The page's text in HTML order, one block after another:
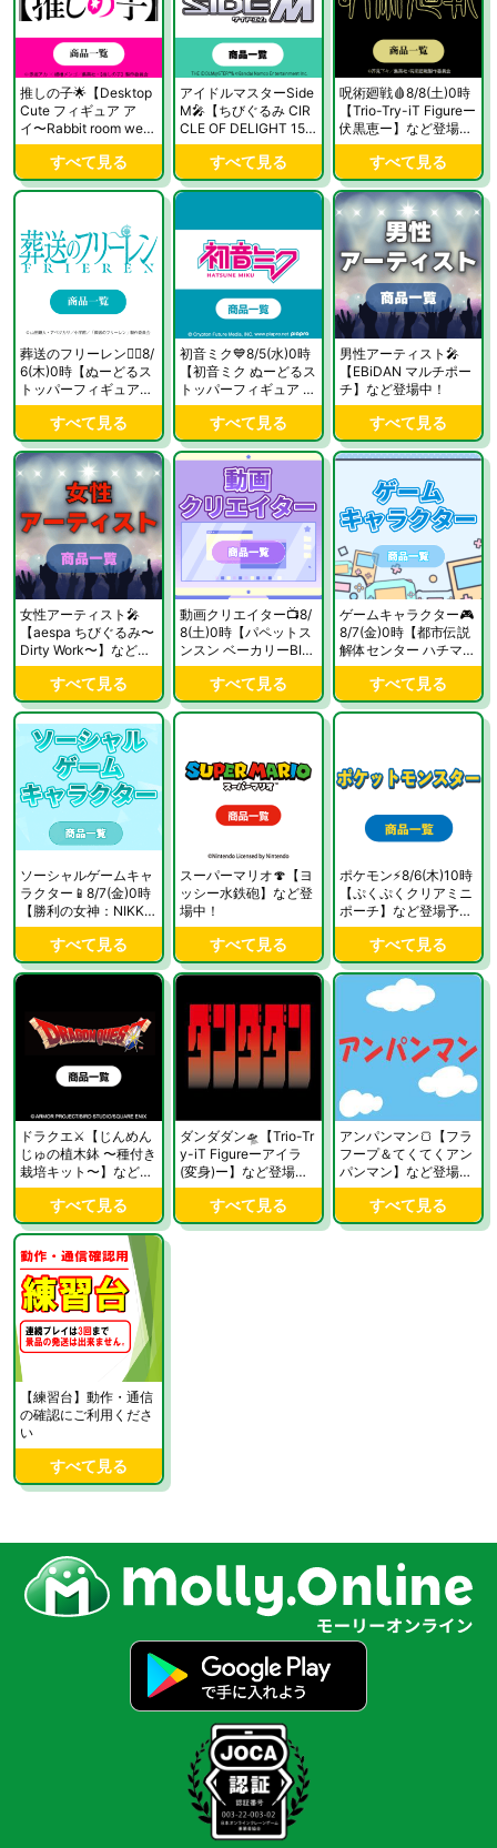
推しの子🌟【Desktop
Cute フィギュア ア
イ〜Rabbit room wear
ver.〜】など登場中！
すべて見る
アイドルマスターSide
M🎤【ちびぐるみ CIR
CLE OF DELIGHT 15-
16】など登場中！
すべて見る
呪術廻戦🩸8/8(土)0時
【Trio-Try-iT Figureー
伏黒恵ー】など登場予
定！
すべて見る
葬送のフリーレン🧙‍♀️8/
6(木)0時【ぬーどるス
トッパーフィギュア―
しょぼしょぼなフリー
レン―】など登場予
定！
すべて見る
初音ミク💙8/5(水)0時
【初音ミク ぬーどるス
トッパーフィギュア Fl
ower Fairyー桔梗ー】
など登場予定！
すべて見る
男性アーティスト🎤
【EBiDAN マルチポー
チ】など登場中！
すべて見る
女性アーティスト🎤
【aespa ちびぐるみ〜
Dirty Work〜】など登
場中！
すべて見る
動画クリエイター📺8/
8(土)0時【パペットス
ンスン ベーカリーBIG
ぬいぐるみ】など登場
予定！すべて見る
ゲームキャラクター🎮
8/7(金)0時【都市伝説
解体センター ハチマ
ス】など登場予定！
すべて見る
ソーシャルゲームキャ
ラクター📱8/7(金)0時
【勝利の女神：NIKKE
ぬーどるストッパーフ
ィギュアードロシー -
ノスタルジアー】など
登場予定！
すべて見る
スーパーマリオ🍄【ヨ
ッシー水鉄砲】など登
場中！
すべて見る
ポケモン⚡8/6(木)10時
【ぷくぷくクリアミニ
ポーチ】など登場予
定！
すべて見る
ドラクエ⚔【じんめん
じゅの植木鉢 〜種付き
栽培キット〜】など登
場中！
すべて見る
ダンダダン🛸【Trio-Tr
y-iT Figureーアイラ
(変身)ー】など登場
中！
すべて見る
アンパンマン🍞【フラ
フープ＆てくてくアン
パンマン】など登場
中！
すべて見る
【練習台】動作・通信
の確認にご利用くださ
い
すべて見る